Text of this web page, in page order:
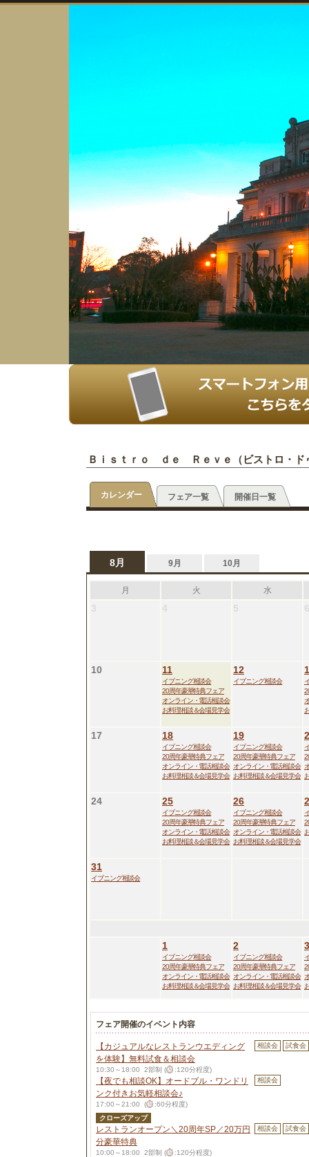
Ｂｉｓｔｒｏ ｄｅ Ｒｅｖｅ（ビストロ・ド
カレンダー フェア一覧 開催日一覧
8月 9月 10月
月 火 水
10 11
イブニング相談会
20周年豪華特典フェア
オンライン・電話相談会
お料理相談＆会場見学会
12
イブニング相談会
17 18
イブニング相談会
20周年豪華特典フェア
オンライン・電話相談会
お料理相談＆会場見学会
19
イブニング相談会
20周年豪華特典フェア
オンライン・電話相談会
お料理相談＆会場見学会
24 25
イブニング相談会
20周年豪華特典フェア
オンライン・電話相談会
お料理相談＆会場見学会
26
イブニング相談会
20周年豪華特典フェア
オンライン・電話相談会
お料理相談＆会場見学会
31
イブニング相談会
1
イブニング相談会
20周年豪華特典フェア
オンライン・電話相談会
お料理相談＆会場見学会
2
イブニング相談会
20周年豪華特典フェア
オンライン・電話相談会
お料理相談＆会場見学会
3
フェア開催のイベント内容
【カジュアルなレストランウエディング
を体験】無料試食＆相談会
10:30～18:00 2部制 ( :120分程度)
相談会 試食会
【夜でも相談OK】オードブル・ワンドリ
ンク付きお気軽相談会♪
17:00～21:00 ( :60分程度)
相談会
クローズアップ
レストランオープン＼20周年SP／20万円
分豪華特典
10:00～18:00 2部制 ( :120分程度)
相談会 試食会